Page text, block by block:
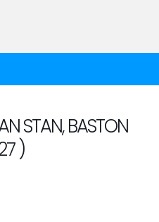
STAN, BASTON
)